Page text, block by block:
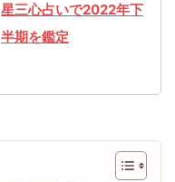
星三心占いで2022年下
半期を鑑定